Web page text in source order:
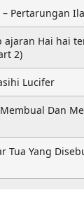
– Pertarungan
ajaran Hai hai
2)
Lucifer
Dan
Tua Yang